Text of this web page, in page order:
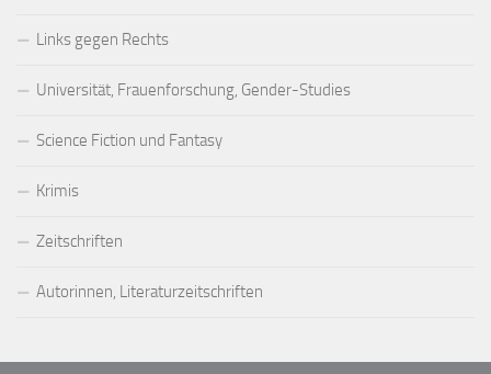
Links gegen Rechts
Universität, Frauenforschung, Gender-Studies
Science Fiction und Fantasy
Krimis
Zeitschriften
Autorinnen, Literaturzeitschriften